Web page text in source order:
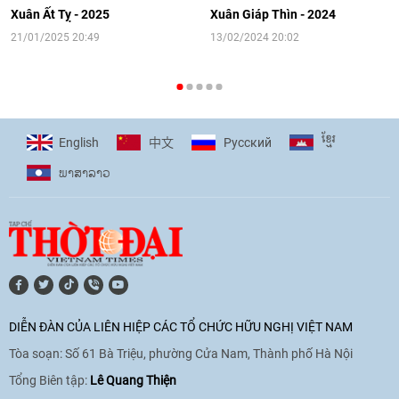
người Việt Nam ở nước ngoài
16:58|10/06/2026
cùng thanh thiếu nhi tiên phong ứng
phó với biến đổi khí hậu
17:07|09/06/2026
[Video] Lào dành ưu tiên hàng đầu cho
quan hệ với Việt Nam
11:01 |09/06/2026
[Video] Doanh nghiệp Hoa Kỳ hỗ trợ
Việt Nam xác định danh tính người mất
Xuân Ất Tỵ - 2025
21/01/2025 20:49
Xuân Giáp Thìn - 2024
13/02/2024 20:02
English 中文 Pусский ខ្មែរ
ພາ​ສາ​ລາວ
DIỄN ĐÀN CỦA LIÊN HIỆP CÁC TỔ CHỨC HỮU NGHỊ VIỆT NAM
Tòa soạn: Số 61 Bà Triệu, phường Cửa Nam, Thành phố Hà Nội
Tổng Biên tập: Lê Quang Thiện